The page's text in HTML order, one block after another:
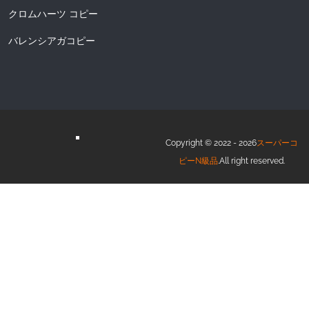
クロムハーツ コピー
バレンシアガコピー
Copyright © 2022 - 2026スーパーコ
ピーN級品.All right reserved.